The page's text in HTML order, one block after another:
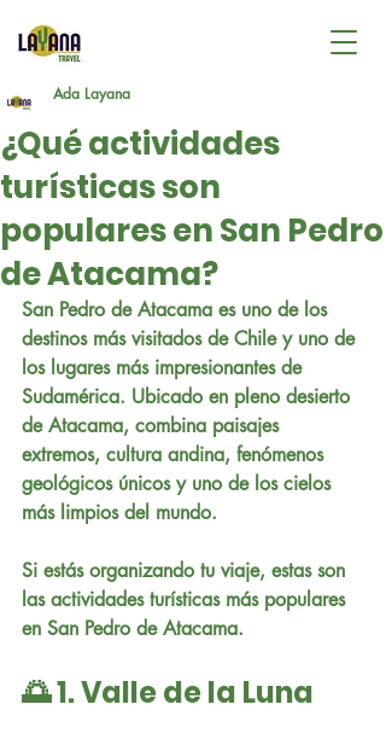
¿Qué actividades
turísticas son
populares en San Pedro
de Atacama?
Ada Layana
San Pedro de Atacama es uno de los
destinos más visitados de Chile y uno de
los lugares más impresionantes de
Sudamérica. Ubicado en pleno desierto
de Atacama, combina paisajes
extremos, cultura andina, fenómenos
geológicos únicos y uno de los cielos
más limpios del mundo.
Si estás organizando tu viaje, estas son
las actividades turísticas más populares
en San Pedro de Atacama.
🌅 1. Valle de la Luna